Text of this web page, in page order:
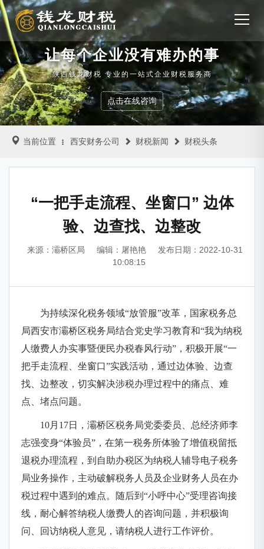
让每个企业没有难办的事
陕西钱龙财税 专业的一站式企业财税服务商
点击在线咨询
当前位置 西安财务公司 财税新闻 财税头条
“一把手走流程、坐窗口” 边体
验、边查找、边整改
来源：灞桥区局 编辑：屠艳艳
发布日期：2022-10-31
10:08:15
为持续深化税务领域“放管服”改革，国家税务总
局西安市灞桥区税务局结合党史学习教育和“我为纳税
人缴费人办实事暨便民办税春风行动”，积极开展“一
把手走流程、坐窗口”实践活动，通过边体验、边查
找、边整改，切实解决涉税办理过程中的痛点、难
点、堵点问题。
10月17日，灞桥区税务局党委委员、总经济师李
志强变身“体验员”，在第一税务所体验了增值税留抵
退税办理流程，到自助办税区为纳税人辅导电子税务
局业务操作，主动破解税务人员及企业财务人员在办
税过程中遇到的难点。随后到“小呼中心”受理咨询接
线，耐心解答纳税人缴费人的咨询问题，并积极询
问、回访纳税人意见，请纳税人进行工作评价。